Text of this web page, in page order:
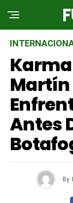
Karma
Antes
By